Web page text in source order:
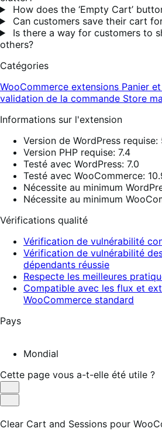
How does the ‘Empty Cart’
Can customers save their cart
Is there a way for customers to
others?
Catégories
WooCommerce extensions Panier
validation de la commande Store
Informations sur l'extension
Version de WordPress requise:
Version PHP requise: 7.4
Testé avec WordPress: 7.0
Testé avec WooCommerce:
Nécessite au minimum
Nécessite au minimum
Vérifications qualité
Vérification de vulnérabilité
Vérification de vulnérabilité
dépendants réussie
Respecte les meilleures
Compatible avec les flux et
WooCommerce standard
Pays
Mondial
Cette page vous a-t-elle été utile ?
Utile
Pas
Clear Cart and Sessions pour